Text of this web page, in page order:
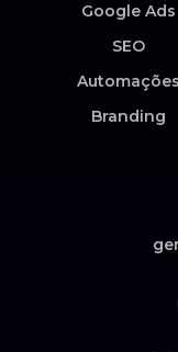
Google Ads
SEO
Automações
Branding